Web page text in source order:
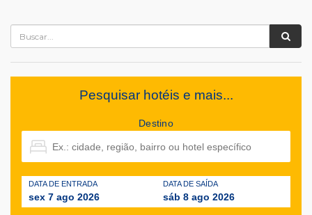
Pesquisar hotéis e mais...
Destino
DATA DE ENTRADA
sex 7 ago 2026
DATA DE SAÍDA
sáb 8 ago 2026